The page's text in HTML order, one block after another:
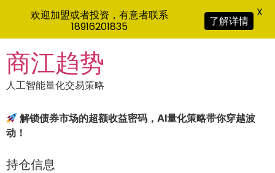
to
content
商江趋势
人工智能量化交易策略
解锁债券市场的超额收益密码，AI量化策略带你穿越波
动！
持仓信息
欢迎加盟或者投资，有意者联系
18916201835
了解详情
X